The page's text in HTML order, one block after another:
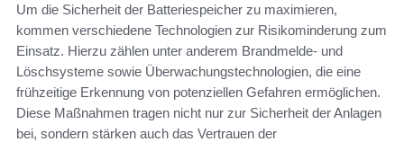
Um die Sicherheit der Batteriespeicher zu maximieren,
kommen verschiedene Technologien zur Risikominderung zum
Einsatz. Hierzu zählen unter anderem Brandmelde- und
Löschsysteme sowie Überwachungstechnologien, die eine
frühzeitige Erkennung von potenziellen Gefahren ermöglichen.
Diese Maßnahmen tragen nicht nur zur Sicherheit der Anlagen
bei, sondern stärken auch das Vertrauen der